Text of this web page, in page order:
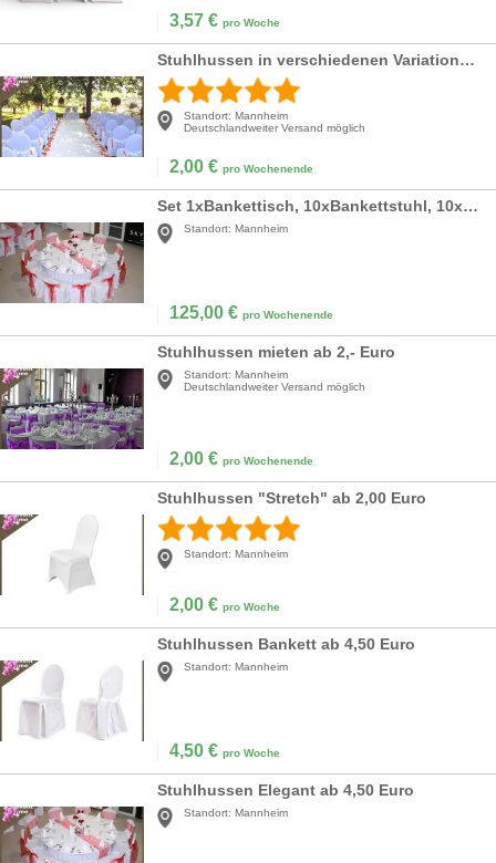
3,57 € pro Woche
Stuhlhussen in verschiedenen Variationen ab 2,- €
Standort: Mannheim
Deutschlandweiter Versand möglich
2,00 € pro Wochenende
Set 1xBankettisch, 10xBankettstuhl, 10xStuhlhusse
Standort: Mannheim
125,00 € pro Wochenende
Stuhlhussen mieten ab 2,- Euro
Standort: Mannheim
Deutschlandweiter Versand möglich
2,00 € pro Wochenende
Stuhlhussen "Stretch" ab 2,00 Euro
Standort: Mannheim
2,00 € pro Woche
Stuhlhussen Bankett ab 4,50 Euro
Standort: Mannheim
4,50 € pro Woche
Stuhlhussen Elegant ab 4,50 Euro
Standort: Mannheim